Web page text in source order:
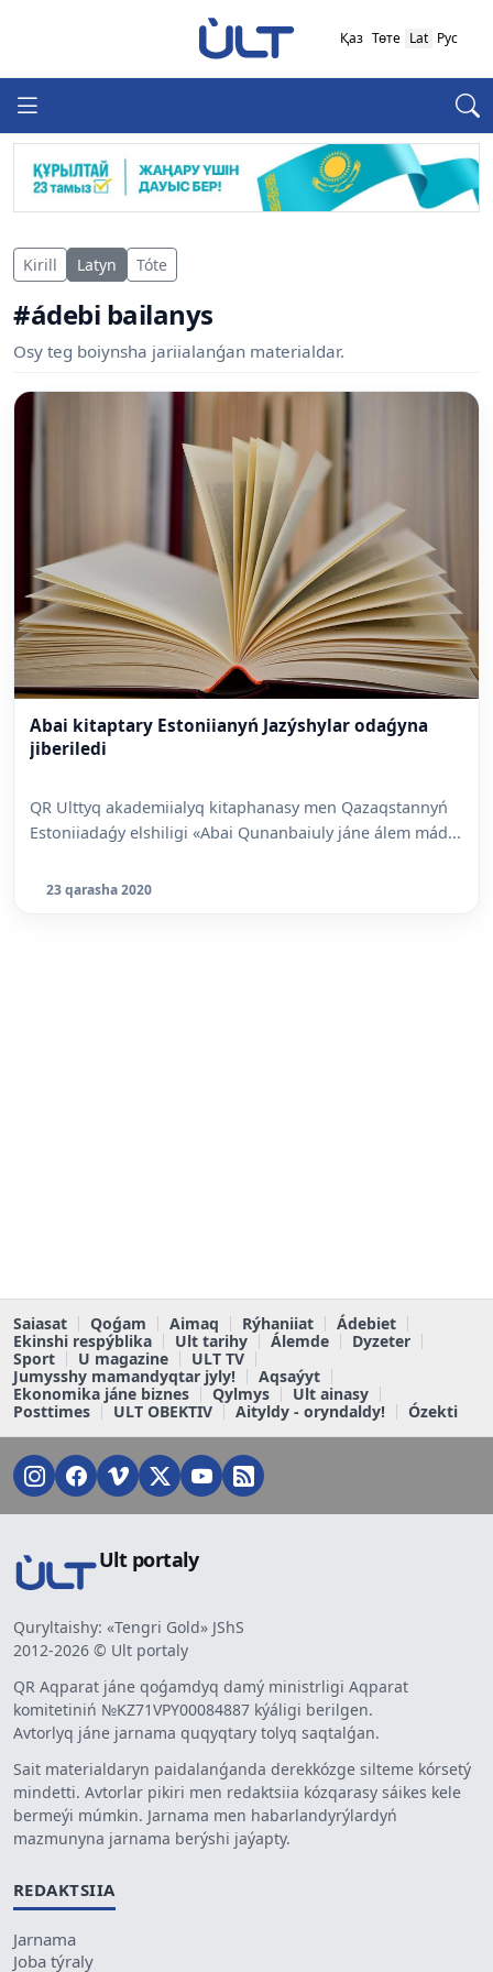
Қаз Төте Lat Рус
Kirill Latyn Tóte
#ádebi bailanys
Osy teg boiynsha jariialanǵan materialdar.
Abai kitaptary Estoniianyń Jazýshylar odaǵyna
jiberiledi
QR Ulttyq akademiialyq kitaphanasy men Qazaqstannyń
Estoniiadaǵy elshiligi «Abai Qunanbaiuly jáne álem mád...
23 qarasha 2020
Saiasat Qoǵam Aimaq Rýhaniiat
Ádebiet
Ekinshi respýblika
Ult tarihy Álemde
Dyzeter
Sport
U magazine
ULT TV
Jumysshy mamandyqtar jyly!
Aqsaýyt
Ekonomika jáne biznes
Qylmys
Ult ainasy
Posttimes
ULT OBEKTIV Aityldy - oryndaldy! Ózekti
Ult portaly
Quryltaishy: «Tengri Gold» JShS
2012-2026 © Ult portaly
QR Aqparat jáne qoǵamdyq damý ministrligi Aqparat
komitetiniń №KZ71VPY00084887 kýáligi berilgen.
Avtorlyq jáne jarnama quqyqtary tolyq saqtalǵan.
Sait materialdaryn paidalanǵanda derekkózge silteme kórsetý
mindetti. Avtorlar pikiri men redaktsiia kózqarasy sáikes kele
bermeýi múmkin. Jarnama men habarlandyrýlardyń
mazmunyna jarnama berýshi jaýapty.
REDAKTSIIA
Jarnama
Joba týraly